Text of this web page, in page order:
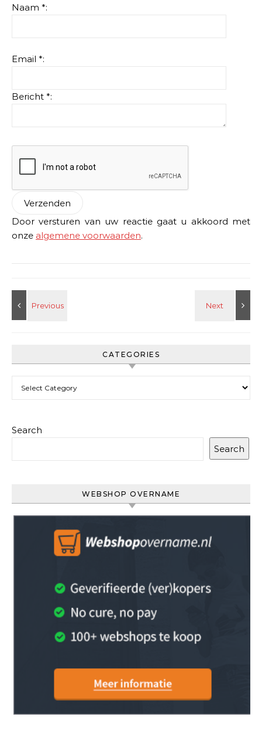
Naam *:
Email *:
Bericht *:
Door versturen van uw reactie gaat u akkoord met
onze algemene voorwaarden.
CATEGORIES
Search
Search
WEBSHOP OVERNAME